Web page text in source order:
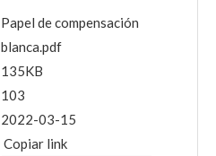
Papel de compensación
blanca.pdf
135KB
103
2022-03-15
Copiar link